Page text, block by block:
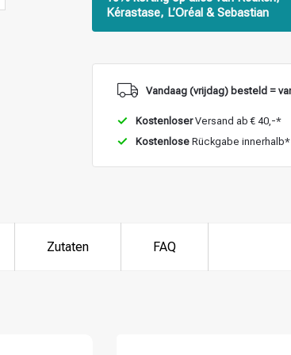
Kérastase, L’Oréal & Sebastian
Vandaag (vrijdag) besteld =
KostenloserVersand ab € 40,-*
Kostenlose Rückgabe innerhalb*
Zutaten FAQ